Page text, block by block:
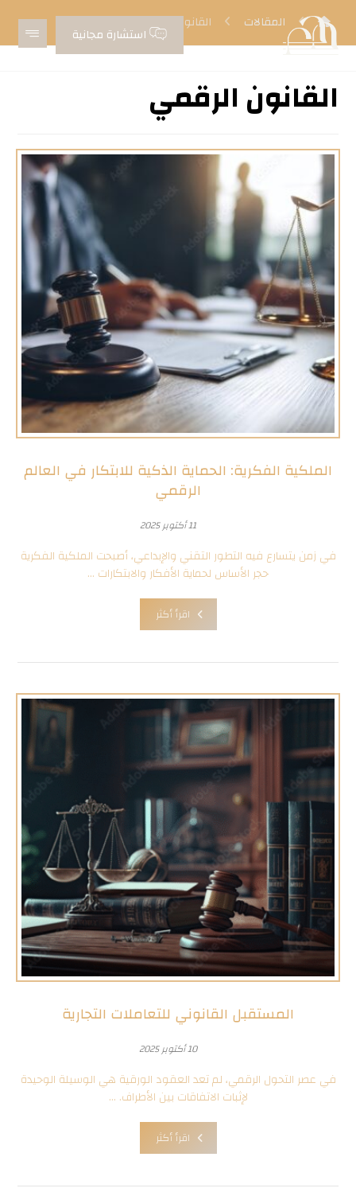
استشارة مجانية
المقالات القانون الرقمي
القانون الرقمي
الملكية الفكرية: الحماية الذكية للابتكار في العالم
الرقمي
11 أكتوبر 2025
في زمن يتسارع فيه التطور التقني والإبداعي، أصبحت الملكية الفكرية
حجر الأساس لحماية الأفكار والابتكارات ...
اقرأ أكثر
المستقبل القانوني للتعاملات التجارية
10 أكتوبر 2025
في عصر التحول الرقمي، لم تعد العقود الورقية هي الوسيلة الوحيدة
لإثبات الاتفاقات بين الأطراف. ...
اقرأ أكثر